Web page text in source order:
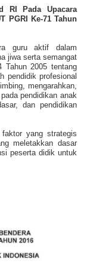
RI Pada Upacara
PGRI Ke-71 Tahun
guru aktif dalam
jiwa serta semangat
Tahun 2005 tentang
pendidik profesional
mengarahkan,
pendidikan anak
dan pendidikan
yang strategis
meletakkan dasar
peserta didik untuk